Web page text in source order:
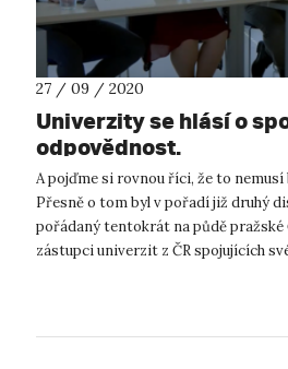
27 / 09 / 2020
Univerzity se hlásí o
odpovědnost.
A pojďme si rovnou říci, že to
Přesně o tom byl v pořadí již druhý
pořádaný tentokrát na půdě pražské
zástupci univerzit z ČR spojujících